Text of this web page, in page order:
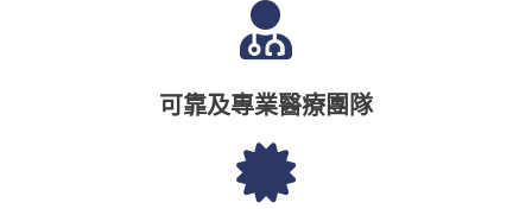
可靠及專業醫療團隊